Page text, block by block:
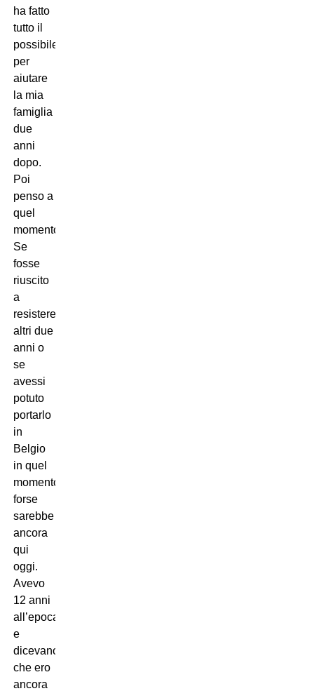
ha fatto
tutto il
possibile
per
aiutare
la mia
famiglia
due
anni
dopo.
Poi
penso a
quel
momento.
Se
fosse
riuscito
a
resistere
altri due
anni o
se
avessi
potuto
portarlo
in
Belgio
in quel
momento,
forse
sarebbe
ancora
qui
oggi.
Avevo
12 anni
all’epoca,
e
dicevano
che ero
ancora